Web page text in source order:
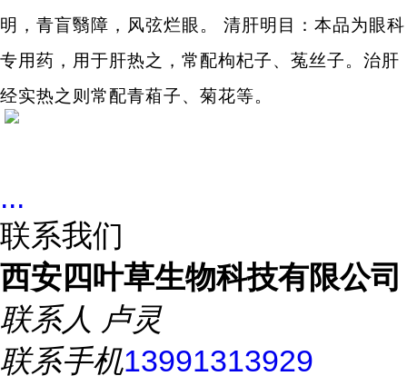
明， 青盲翳障，风弦烂眼。 清肝明目：本品为眼科
专用药，用于肝热之，常配枸杞子、 菟丝子。治肝
经实热之则常配青葙子、 菊花等。
...
联系我们
西安四叶草生物科技有限公司
联系人 卢灵
联系手机13991313929